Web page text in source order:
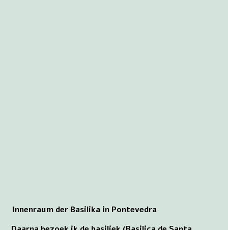
Innenraum der Basilika in Pontevedra